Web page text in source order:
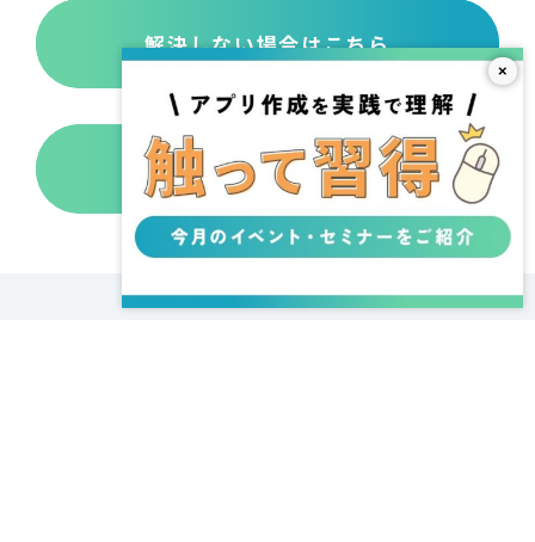
解決しない場合はこちら
コンテンツに関しての
要望はこちら
×